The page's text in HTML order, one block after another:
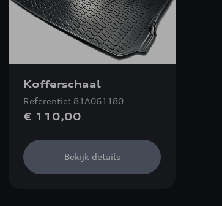
Kofferschaal
Referentie: 81A061180
€ 110,00
Bekijk details